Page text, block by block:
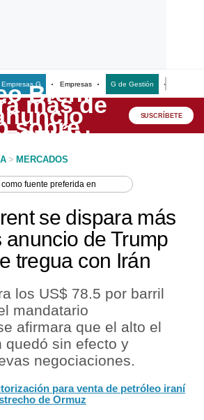
Empresas G Empresas G de Gestión
SUSCRÍBETE
> MERCADOS
como fuente preferida en
se dispara más
anuncio de Trump
tregua con Irán
los US$ 78.5 por barril
mandatario
afirmara que el alto el
quedó sin efecto y
negociaciones.
para venta de petróleo iraní
de Ormuz